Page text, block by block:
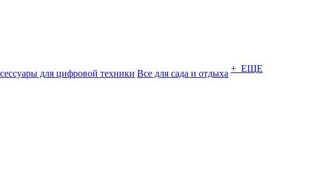
для цифровой техники Все для сада и отдыха + ЕЩЕ